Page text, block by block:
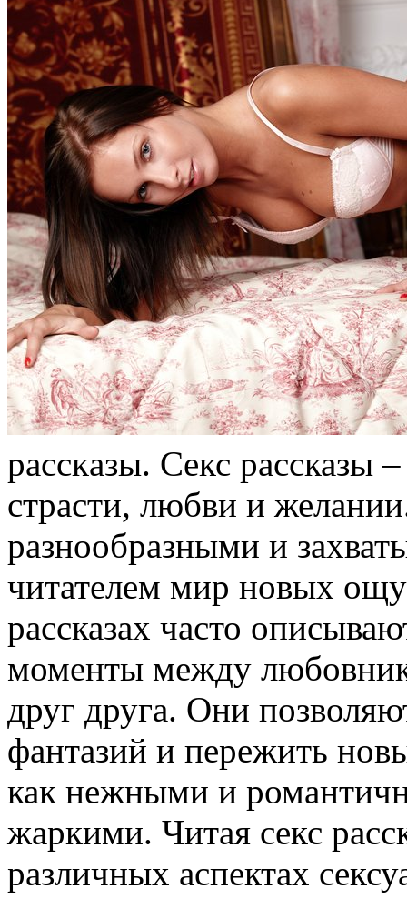
рaсскaзы. Сeкс рассказы
страсти, любви и
разнообразными и
читателем мир новых
рассказах часто
моменты между
друг друга. Они
фантазий и пережить
как нежными и
жаркими. Читая секс
различных аспектах